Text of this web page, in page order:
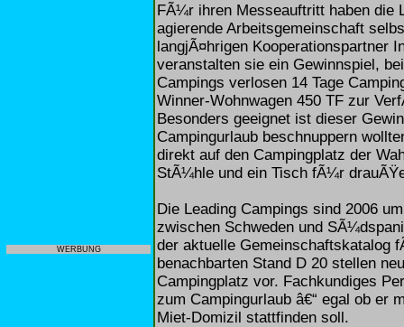
WERBUNG
FÃ¼r ihren Messeauftritt haben die
agierende Arbeitsgemeinschaft
langjÃ¤hrigen Kooperationspartner
veranstalten sie ein Gewinnspiel,
Campings verlosen 14 Tage
Winner-Wohnwagen 450 TF zur
Besonders geeignet ist dieser
Campingurlaub beschnuppern
direkt auf den Campingplatz der
StÃ¼hle und ein Tisch fÃ¼r
Die Leading Campings sind 2006
zwischen Schweden und
der aktuelle Gemeinschaftskatalog
benachbarten Stand D 20 stellen
Campingplatz vor. Fachkundiges
zum Campingurlaub â€“ egal ob er
Miet-Domizil stattfinden soll.